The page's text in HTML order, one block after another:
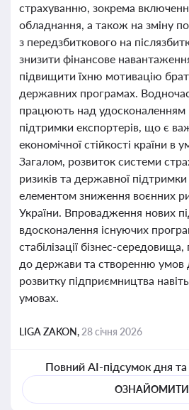
страхуванню, зокрема
обладнання, а також на зміну
з передзбиткового на
знизити фінансове
підвищити їхню мотивацію
державних програмах.
працюють над удосконаленням
підтримки експортерів, що є
економічної стійкості країни в
Загалом, розвиток системи
ризиків та державної
елементом зниження воєнних
України. Впровадження нових
вдосконалення існуючих
стабілізації бізнес-
до держави та створенню умов
розвитку підприємництва
умовах.
LIGA ZAKON, 28 січня 2026
Повний AI-підсумок дня